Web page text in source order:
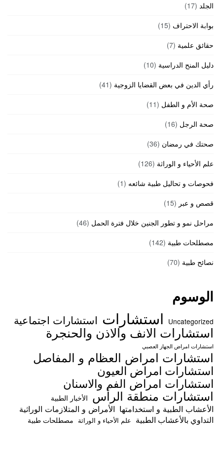
الجلد (17)
بوابة الاحتراف (15)
حقائق علمية (7)
دليل المنح الدراسية (10)
رأي الدين في بعض القضايا الزوجية (41)
صحة الأم و الطفل (11)
صحة الرجل (16)
صحتك في رمضان (36)
علم الأحياء و الوراثة (126)
فحوصات و تحاليل طبية شائعه (1)
قصص و عبر (15)
مراحل نمو و تطور الجنين خلال فترة الحمل (46)
مصطلحات طبية (142)
نصائح طبية (70)
الوسوم
Uncategorized استشارات استشارات اجتماعية
استشارات الانف والاذن والحنجرة
استشارات امراض الجهاز العصبي
استشارات امراض العظام و المفاصل
استشارات امراض العيون
استشارات امراض الفم والاسنان
استشارات منطقة الرأس الأخبار الطبية
الأعشاب الطبية و استخدامتها الأمراض و المتلازمات الوراثية
التداوي بالأعشاب الطبية علم الأحياء و الوراثة مصطلحات طبية